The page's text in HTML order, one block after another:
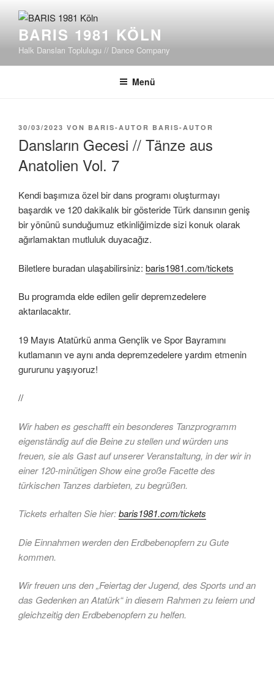
Inhalt
springenBARIS 1981 KÖLN
Halk Dansları Toplulugu // Dance Company
Menü
VERÖFFENTLICHT
30/03/2023 VON BARIS-AUTOR BARIS-AUTOR
Dansların Gecesi // Tänze aus
Anatolien Vol. 7
Kendi başımıza özel bir dans programı oluşturmayı
başardık ve 120 dakikalık bir gösteride Türk dansının geniş
bir yönünü sunduğumuz etkinliğimizde sizi konuk olarak
ağırlamaktan mutluluk duyacağız.
Biletlere buradan ulaşabilirsiniz: baris1981.com/tickets
Bu programda elde edilen gelir depremzedelere
aktarılacaktır.
19 Mayıs Atatürkü anma Gençlik ve Spor Bayramını
kutlamanın ve aynı anda depremzedelere yardım etmenin
gururunu yaşıyoruz!
//
Wir haben es geschafft ein besonderes Tanzprogramm
eigenständig auf die Beine zu stellen und würden uns
freuen, sie als Gast auf unserer Veranstaltung, in der wir in
einer 120-minütigen Show eine große Facette des
türkischen Tanzes darbieten, zu begrüßen.
Tickets erhalten Sie hier:baris1981.com/tickets
Die Einnahmen werden den Erdbebenopfern zu Gute
kommen.
Wir freuen uns den „Feiertag der Jugend, des Sports und an
das Gedenken an Atatürk“ in diesem Rahmen zu feiern und
gleichzeitig den Erdbebenopfern zu helfen.